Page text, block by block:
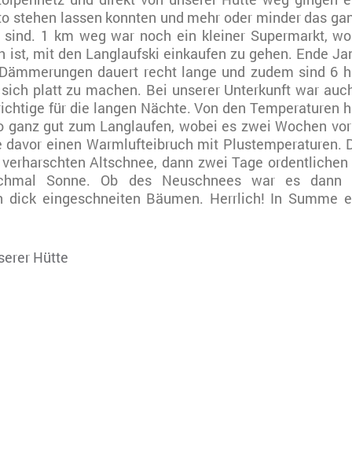
stehen lassen konnten und mehr oder minder das
1 km weg war noch ein kleiner Supermarkt,
ist, mit den Langlaufski einkaufen zu gehen. Ende
dauert recht lange und zudem sind 6
platt zu machen. Bei unserer Unterkunft war
für die langen Nächte. Von den Temperaturen
ganz gut zum Langlaufen, wobei es zwei Wochen
davor einen Warmlufteibruch mit Plustemperaturen.
Altschnee, dann zwei Tage
Sonne. Ob des Neuschnees war es dann
dick eingeschneiten Bäumen. Herrlich! In Summe